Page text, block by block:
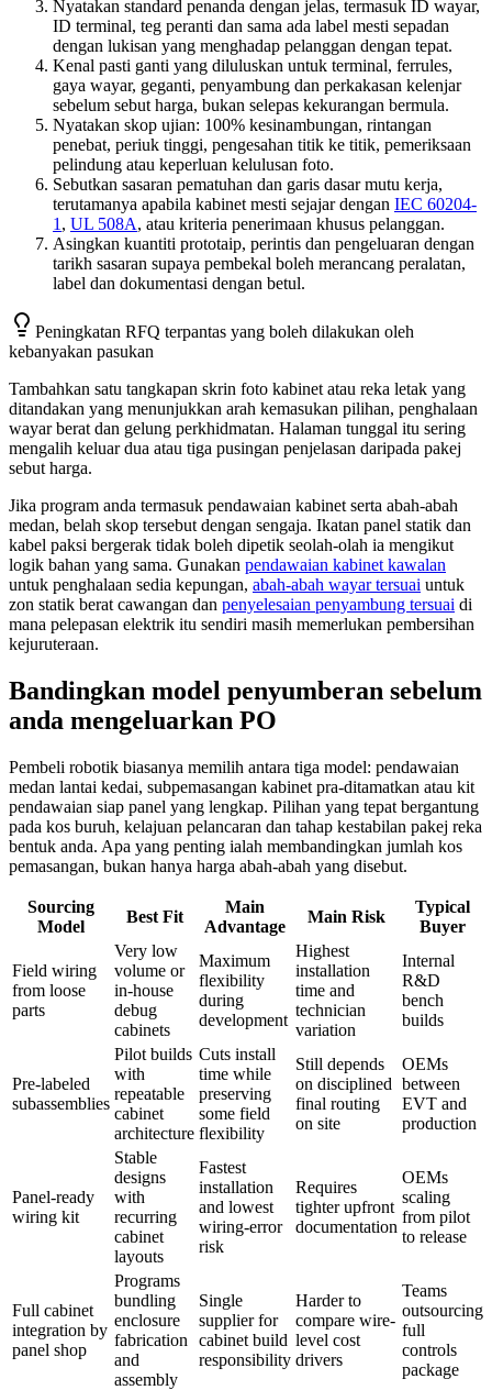
Nyatakan standard penanda dengan jelas, termasuk ID wayar,
ID terminal, teg peranti dan sama ada label mesti sepadan
dengan lukisan yang menghadap pelanggan dengan tepat.
Kenal pasti ganti yang diluluskan untuk terminal, ferrules,
gaya wayar, geganti, penyambung dan perkakasan kelenjar
sebelum sebut harga, bukan selepas kekurangan bermula.
Nyatakan skop ujian: 100% kesinambungan, rintangan
penebat, periuk tinggi, pengesahan titik ke titik, pemeriksaan
pelindung atau keperluan kelulusan foto.
Sebutkan sasaran pematuhan dan garis dasar mutu kerja,
terutamanya apabila kabinet mesti sejajar dengan IEC 60204-
1, UL 508A, atau kriteria penerimaan khusus pelanggan.
Asingkan kuantiti prototaip, perintis dan pengeluaran dengan
tarikh sasaran supaya pembekal boleh merancang peralatan,
label dan dokumentasi dengan betul.
Peningkatan RFQ terpantas yang boleh dilakukan oleh
kebanyakan pasukan
Tambahkan satu tangkapan skrin foto kabinet atau reka letak yang
ditandakan yang menunjukkan arah kemasukan pilihan, penghalaan
wayar berat dan gelung perkhidmatan. Halaman tunggal itu sering
mengalih keluar dua atau tiga pusingan penjelasan daripada pakej
sebut harga.
Jika program anda termasuk pendawaian kabinet serta abah-abah
medan, belah skop tersebut dengan sengaja. Ikatan panel statik dan
kabel paksi bergerak tidak boleh dipetik seolah-olah ia mengikut
logik bahan yang sama. Gunakan pendawaian kabinet kawalan
untuk penghalaan sedia kepungan, abah-abah wayar tersuai untuk
zon statik berat cawangan dan penyelesaian penyambung tersuai di
mana pelepasan elektrik itu sendiri masih memerlukan pembersihan
kejuruteraan.
Bandingkan model penyumberan sebelum
anda mengeluarkan PO
Pembeli robotik biasanya memilih antara tiga model: pendawaian
medan lantai kedai, subpemasangan kabinet pra-ditamatkan atau kit
pendawaian siap panel yang lengkap. Pilihan yang tepat bergantung
pada kos buruh, kelajuan pelancaran dan tahap kestabilan pakej reka
bentuk anda. Apa yang penting ialah membandingkan jumlah kos
pemasangan, bukan hanya harga abah-abah yang disebut.
Sourcing
Model
Best Fit
Main
Advantage
Main Risk
Typical
Buyer
Field wiring
from loose
parts
Very low
volume or
in-house
debug
cabinets
Maximum
flexibility
during
development
Highest
installation
time and
technician
variation
Internal
R&D
bench
builds
Pre-labeled
subassemblies
Pilot builds
with
repeatable
cabinet
architecture
Cuts install
time while
preserving
some field
flexibility
Still depends
on disciplined
final routing
on site
OEMs
between
EVT and
production
Panel-ready
wiring kit
Stable
designs
with
recurring
cabinet
layouts
Fastest
installation
and lowest
wiring-error
risk
Requires
tighter upfront
documentation
OEMs
scaling
from pilot
to release
Full cabinet
integration by
panel shop
Programs
bundling
enclosure
fabrication
and
assembly
Single
supplier for
cabinet build
responsibility
Harder to
compare wire-
level cost
drivers
Teams
outsourcing
full
controls
package